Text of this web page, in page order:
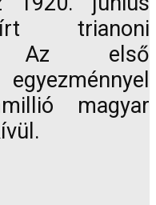
trianoni
Az első
magyar